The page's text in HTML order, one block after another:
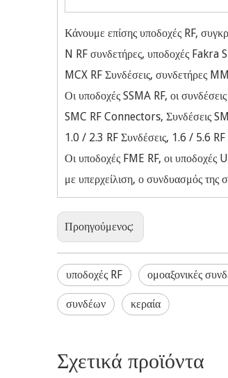
Κάνουμε επίσης υποδοχές RF,
N RF συνδετήρες, υποδοχές Fakra
MCX RF Συνδέσεις, συνδετήρες
Οι υποδοχές SSMA RF, οι
SMC RF Connectors, Συνδέσεις
1.0 / 2.3 RF Συνδέσεις, 1.6 / 5.6 RF
Οι υποδοχές FME RF, οι υποδοχές
με υπερχείλιση, ο συνδυασμός
Προηγούμενος:
υποδοχές RF ομοαξονικές
συνδέων κεραία
Σχετικά προϊόντα